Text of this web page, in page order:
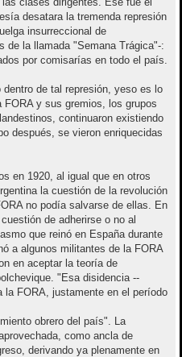
desatara la tremenda represión
insurreccional de
de la llamada "Semana Trágica"-:
por comisarías en todo el país.
de tal represión, yeso es lo
y sus gremios, los grupos
continuaron existiendo
después, se vieron enriquecidas
en 1920, al igual que en otros
la cuestión de la revolución
no podía salvarse de ellas. En
de adherirse o no al
que reinó en España durante
a algunos militantes de la FORA
en aceptar la teoría de
"Esa disidencia --
la FORA, justamente en el período
obrero del país". La
como ancla de
derivando ya plenamente en